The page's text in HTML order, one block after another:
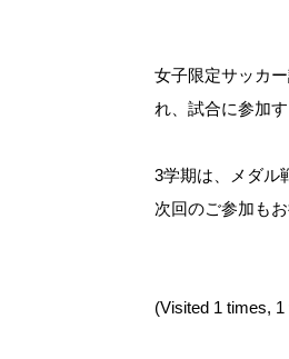
女子限定サッカ
れ、試合に参加
3学期は、メダル
次回のご参加も
(Visited 1 times,